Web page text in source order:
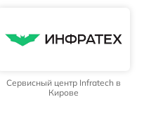
Сервисный центр Infratech в
Кирове